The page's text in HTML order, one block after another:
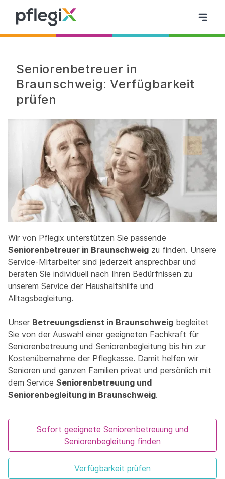
Seniorenbetreuer in
Braunschweig: Verfügbarkeit
prüfen
Wir von Pflegix unterstützen Sie passende
Seniorenbetreuer in Braunschweig zu finden. Unsere
Service-Mitarbeiter sind jederzeit ansprechbar und
beraten Sie individuell nach Ihren Bedürfnissen zu
unserem Service der Haushaltshilfe und
Alltagsbegleitung.
Unser Betreuungsdienst in Braunschweig begleitet
Sie von der Auswahl einer geeigneten Fachkraft für
Seniorenbetreuung und Seniorenbegleitung bis hin zur
Kostenübernahme der Pflegkasse. Damit helfen wir
Senioren und ganzen Familien privat und persönlich mit
dem Service Seniorenbetreuung und
Seniorenbegleitung in Braunschweig.
Sofort geeignete Seniorenbetreuung und
Seniorenbegleitung finden
Verfügbarkeit prüfen